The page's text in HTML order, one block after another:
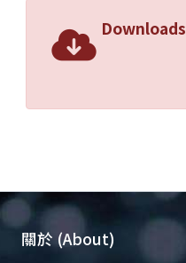
Downloads
關於 (About)